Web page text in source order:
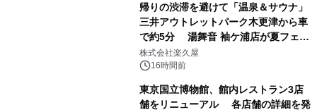
帰りの渋滞を避けて「温泉＆サウナ」
三井アウトレットパーク木更津から車
で約5分 湯舞音 袖ケ浦店が夏フェア
メニューを提供
株式会社楽久屋
16時間前
東京国立博物館、館内レストラン3店
舗をリニューアル 各店舗の詳細を発